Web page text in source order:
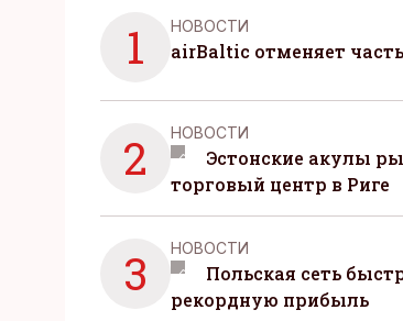
1 НОВОСТИ
airBaltic отменяет
2 НОВОСТИ
Эстонские акулы
торговый центр в Риге
3 НОВОСТИ
Польская сеть
рекордную прибыль